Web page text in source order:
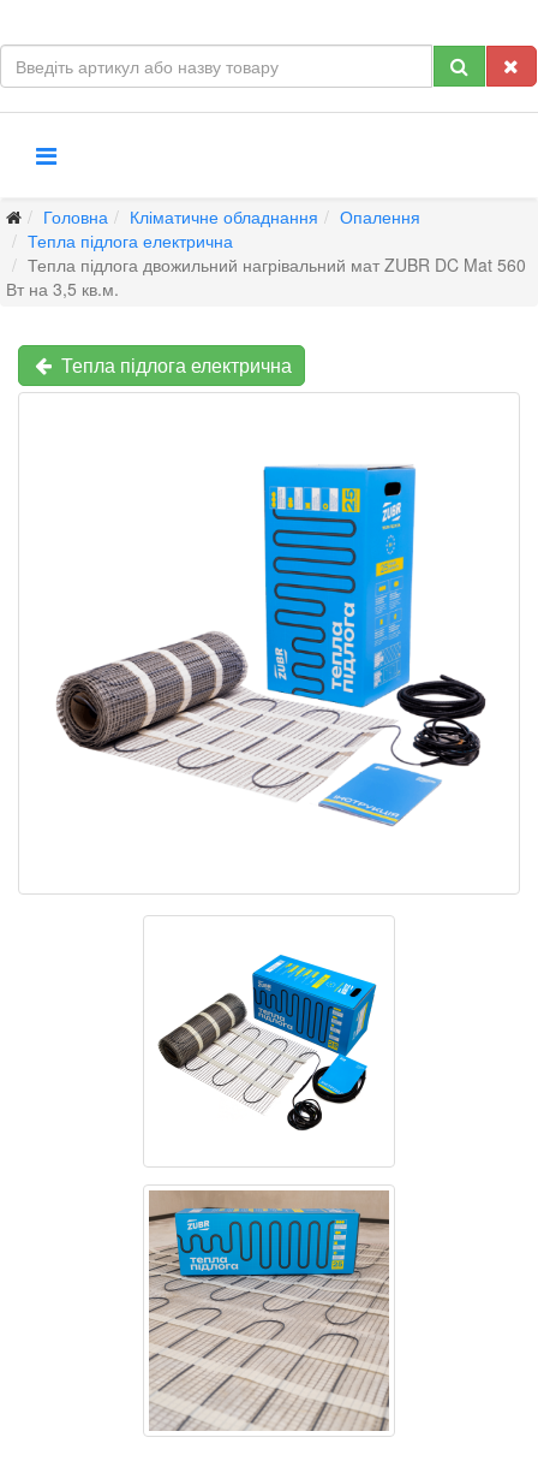
Головна Кліматичне обладнання
Опалення
Тепла підлога електрична
Тепла підлога двожильний нагрівальний мат ZUBR DC Mat 560
Вт на 3,5 кв.м.
Тепла підлога електрична